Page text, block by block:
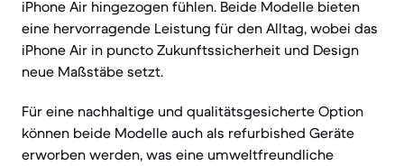
iPhone Air hingezogen fühlen. Beide Modelle bieten
eine hervorragende Leistung für den Alltag, wobei das
iPhone Air in puncto Zukunftssicherheit und Design
neue Maßstäbe setzt.
Für eine nachhaltige und qualitätsgesicherte Option
können beide Modelle auch als refurbished Geräte
erworben werden, was eine umweltfreundliche